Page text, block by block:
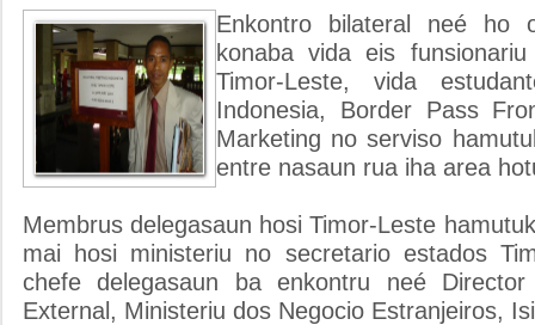
Enkontro bilateral neé ho
konaba vida eis
Timor-Leste, vida
Indonesia, Border Pass
Marketing no serviso
entre nasaun rua iha area
Membrus delegasaun hosi Timor-Leste
mai hosi ministeriu no secretario estados
chefe delegasaun ba enkontru neé Director
External, Ministeriu dos Negocio Estranjeiros,